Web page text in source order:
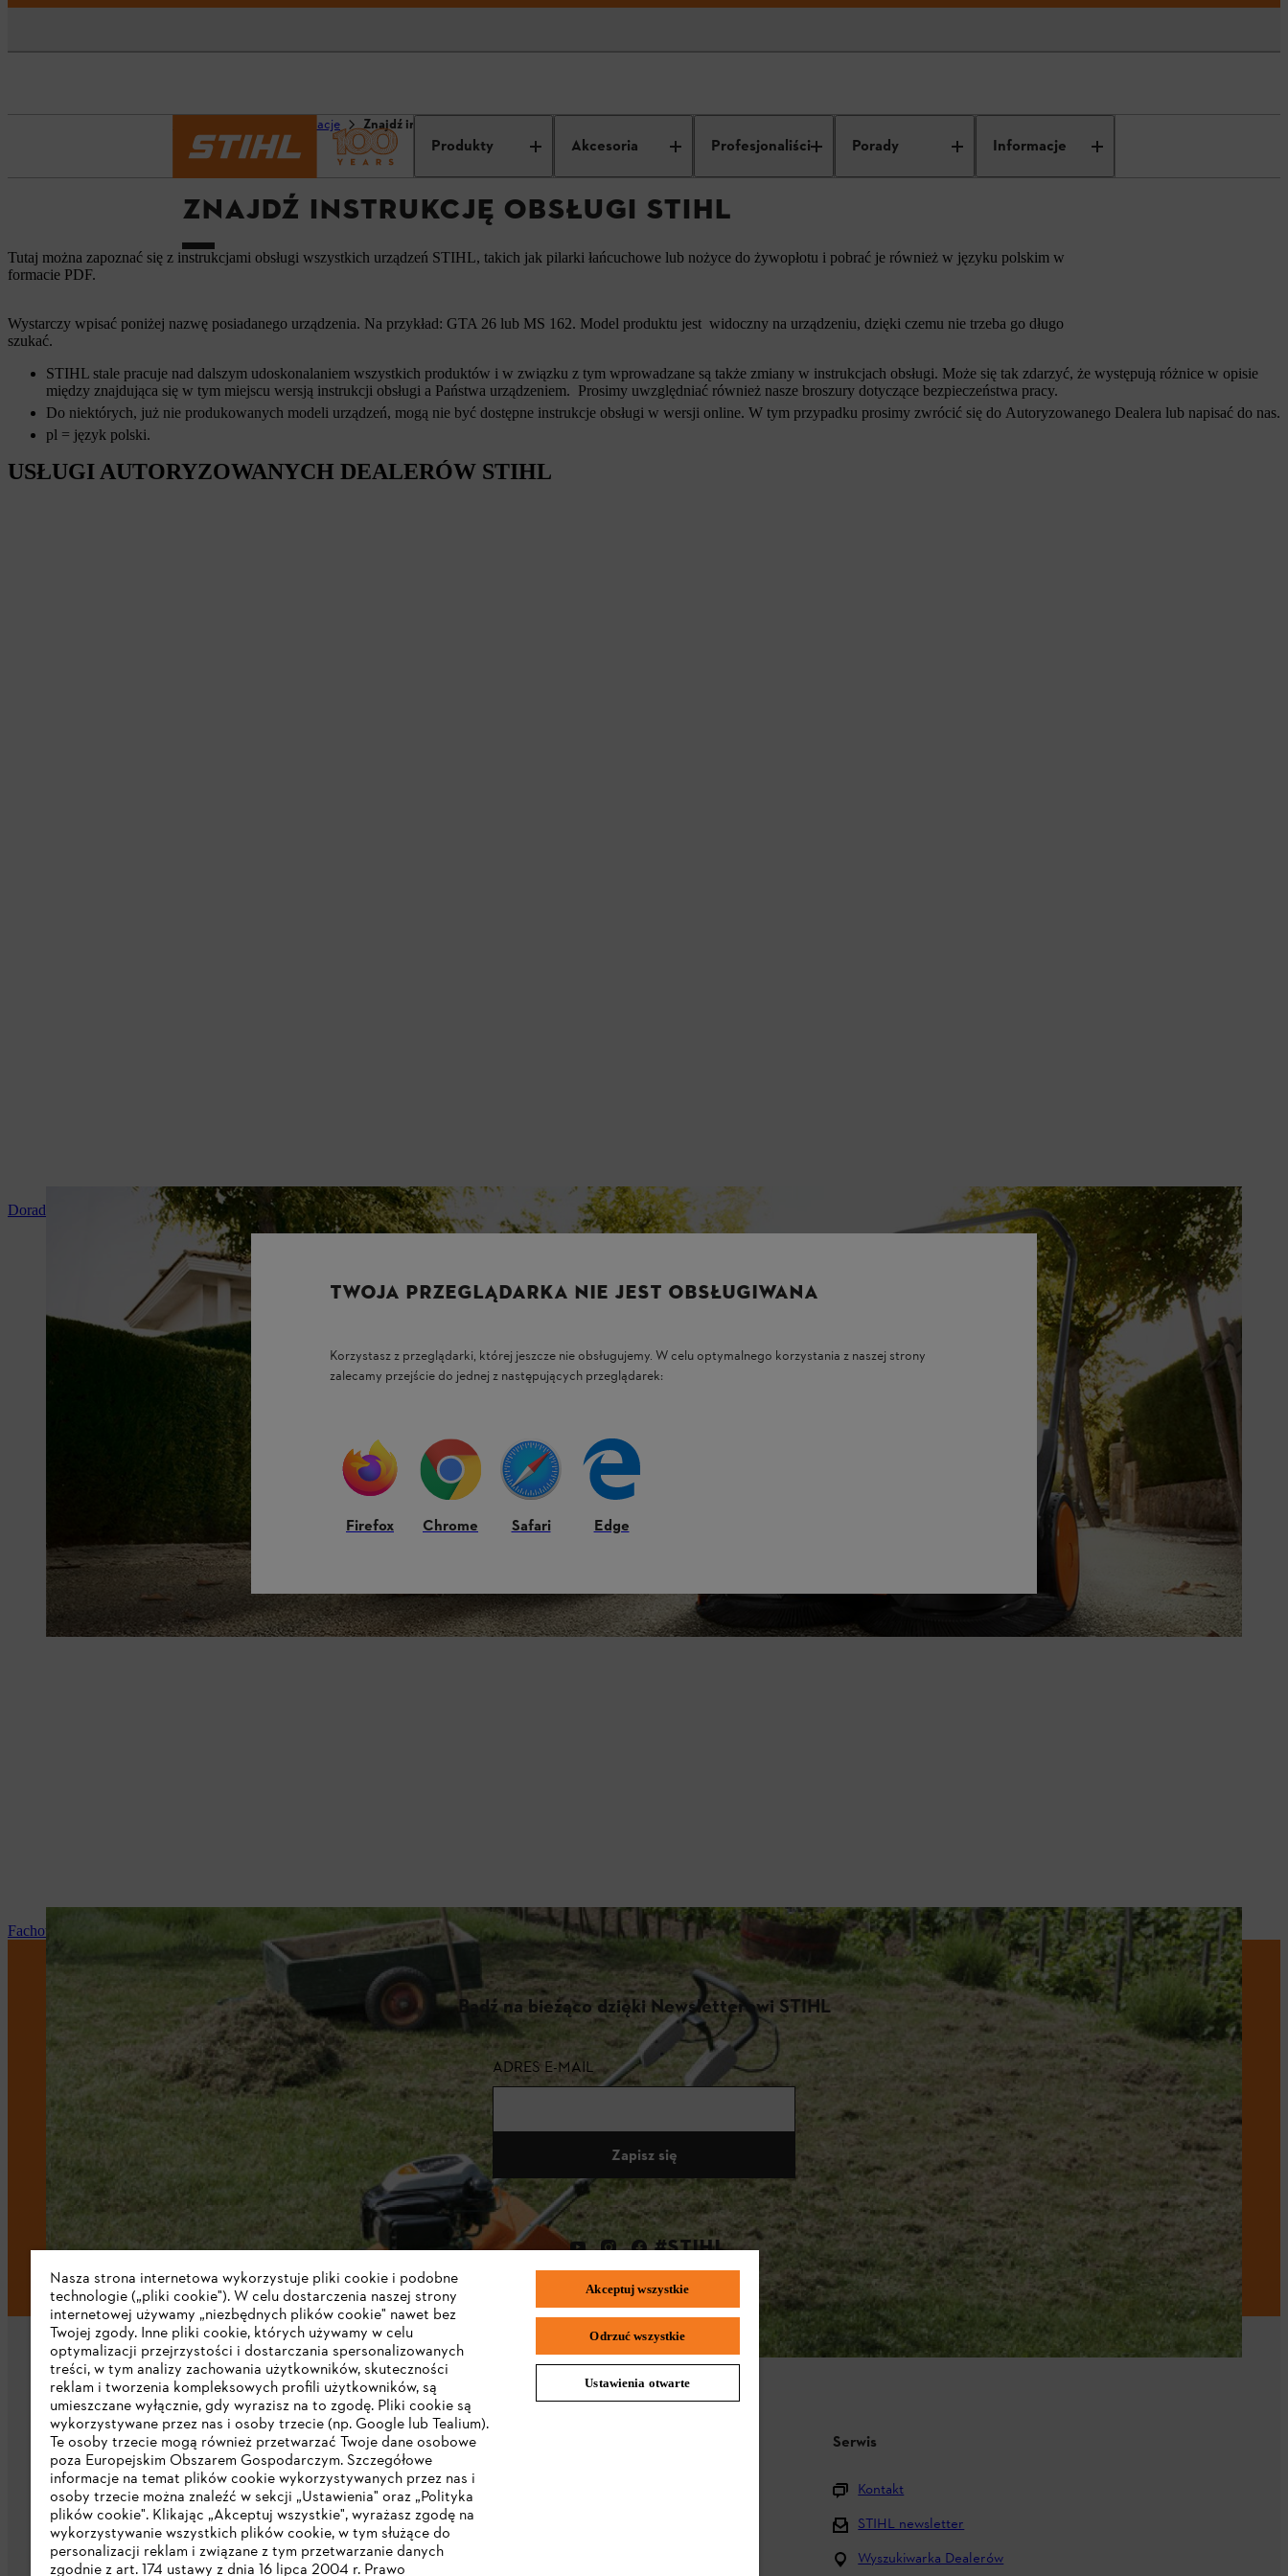
Produkty Akcesoria Profesjonaliści Porady Informacje
Informacje Znajdź instrukcję obsługi STIHL
ZNAJDŹ INSTRUKCJĘ OBSŁUGI STIHL
Tutaj można zapoznać się z instrukcjami obsługi wszystkich urządzeń STIHL, takich jak pilarki łańcuchowe lub nożyce do żywopłotu i pobrać je również w języku polskim w
formacie PDF.
Wystarczy wpisać poniżej nazwę posiadanego urządzenia. Na przykład: GTA 26 lub MS 162. Model produktu jest widoczny na urządzeniu, dzięki czemu nie trzeba go długo
szukać.
STIHL stale pracuje nad dalszym udoskonalaniem wszystkich produktów i w związku z tym wprowadzane są także zmiany w instrukcjach obsługi. Może się tak zdarzyć, że występują różnice w opisie
między znajdująca się w tym miejscu wersją instrukcji obsługi a Państwa urządzeniem. Prosimy uwzględniać również nasze broszury dotyczące bezpieczeństwa pracy.
Do niektórych, już nie produkowanych modeli urządzeń, mogą nie być dostępne instrukcje obsługi w wersji online. W tym przypadku prosimy zwrócić się do Autoryzowanego Dealera lub napisać do nas.
pl = język polski.
USŁUGI AUTORYZOWANYCH DEALERÓW STIHL
Doradztwo i instruktaż produktowy
Fachowy serwis i naprawy
Bądź na bieżąco dzięki Newsletterowi STIHL
ADRES E-MAIL
Zapisz się
#STIHL
Firma
O nas
Pobierz katalog
STIHL Integrity Line
Serwis
Kontakt
STIHL newsletter
Wyszukiwarka Dealerów
TWOJA PRZEGLĄDARKA NIE JEST OBSŁUGIWANA
Korzystasz z przeglądarki, której jeszcze nie obsługujemy. W celu optymalnego korzystania z naszej strony
zalecamy przejście do jednej z następujących przeglądarek:
Firefox Chrome Safari Edge
Nasza strona internetowa wykorzystuje pliki cookie i podobne
technologie („pliki cookie"). W celu dostarczenia naszej strony
internetowej używamy „niezbędnych plików cookie" nawet bez
Twojej zgody. Inne pliki cookie, których używamy w celu
optymalizacji przejrzystości i dostarczania spersonalizowanych
treści, w tym analizy zachowania użytkowników, skuteczności
reklam i tworzenia kompleksowych profili użytkowników, są
umieszczane wyłącznie, gdy wyrazisz na to zgodę. Pliki cookie są
wykorzystywane przez nas i osoby trzecie (np. Google lub Tealium).
Te osoby trzecie mogą również przetwarzać Twoje dane osobowe
poza Europejskim Obszarem Gospodarczym. Szczegółowe
informacje na temat plików cookie wykorzystywanych przez nas i
osoby trzecie można znaleźć w sekcji „Ustawienia" oraz „Polityka
plików cookie". Klikając „Akceptuj wszystkie", wyrażasz zgodę na
wykorzystywanie wszystkich plików cookie, w tym służące do
personalizacji reklam i związane z tym przetwarzanie danych
zgodnie z art. 174 ustawy z dnia 16 lipca 2004 r. Prawo
Akceptuj wszystkie
Odrzuć wszystkie
Ustawienia otwarte